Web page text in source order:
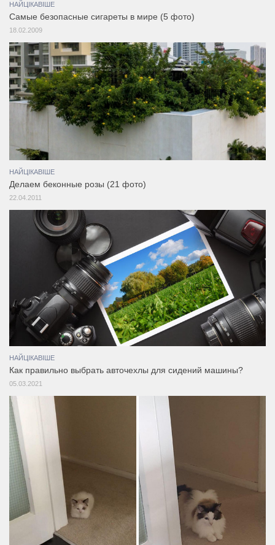
НАЙЦІКАВІШЕ
Самые безопасные сигареты в мире (5 фото)
18.02.2009
НАЙЦІКАВІШЕ
Делаем беконные розы (21 фото)
22.04.2011
НАЙЦІКАВІШЕ
Как правильно выбрать авточехлы для сидений машины?
05.03.2021